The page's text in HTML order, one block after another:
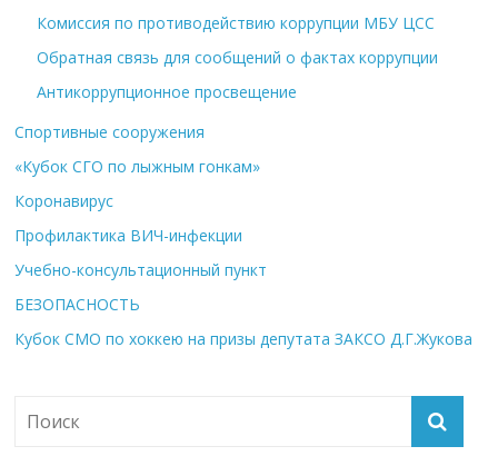
Комиссия по противодействию коррупции МБУ ЦСС
Обратная связь для сообщений о фактах коррупции
Антикоррупционное просвещение
Спортивные сооружения
«Кубок СГО по лыжным гонкам»
Коронавирус
Профилактика ВИЧ-инфекции
Учебно-консультационный пункт
БЕЗОПАСНОСТЬ
Кубок СМО по хоккею на призы депутата ЗАКСО Д.Г.Жукова